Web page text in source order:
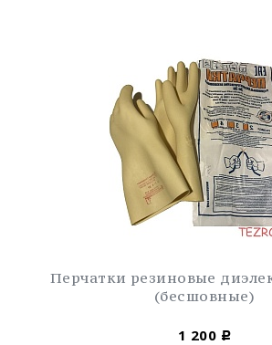
Перчатки резиновые
(бесшовные)
1 200 Р